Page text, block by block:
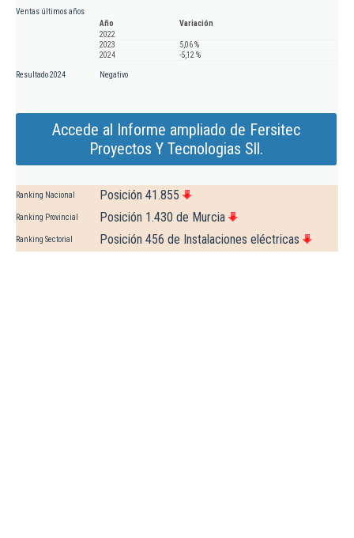
Ventas últimos años
Año
Variación
2022
2023
5,06 %
2024
-5,12 %
Resultado 2024 Negativo
Accede al Informe ampliado de Fersitec
Proyectos Y Tecnologias Sll.
Ranking Nacional Posición 41.855
Ranking Provincial Posición 1.430 de Murcia
Ranking Sectorial Posición 456 de Instalaciones eléctricas